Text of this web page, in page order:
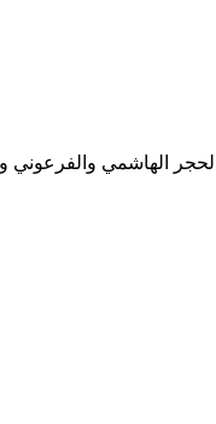
الهاشمي والفرعوني